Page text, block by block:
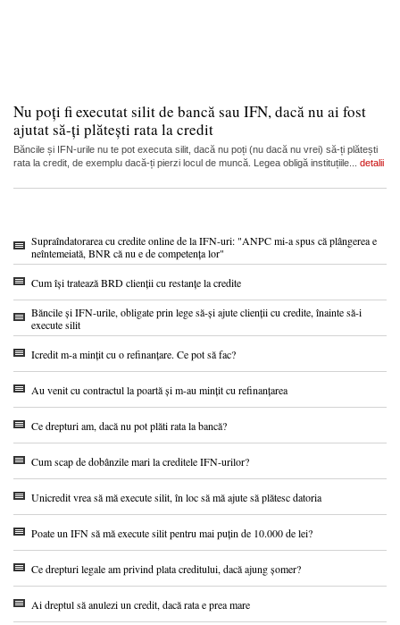
Nu poți fi executat silit de bancă sau IFN, dacă nu ai fost
ajutat să-ți plătești rata la credit
Băncile și IFN-urile nu te pot executa silit, dacă nu poți (nu dacă nu vrei) să-ți plătești
rata la credit, de exemplu dacă-ți pierzi locul de muncă. Legea obligă instituțiile... detalii
Supraîndatorarea cu credite online de la IFN-uri: "ANPC mi-a spus că plângerea e
neîntemeiată, BNR că nu e de competența lor"
Cum își tratează BRD clienții cu restanțe la credite
Băncile și IFN-urile, obligate prin lege să-și ajute clienții cu credite, înainte să-i
execute silit
Icredit m-a mințit cu o refinanțare. Ce pot să fac?
Au venit cu contractul la poartă și m-au mințit cu refinanțarea
Ce drepturi am, dacă nu pot plăti rata la bancă?
Cum scap de dobânzile mari la creditele IFN-urilor?
Unicredit vrea să mă execute silit, în loc să mă ajute să plătesc datoria
Poate un IFN să mă execute silit pentru mai puțin de 10.000 de lei?
Ce drepturi legale am privind plata creditului, dacă ajung șomer?
Ai dreptul să anulezi un credit, dacă rata e prea mare